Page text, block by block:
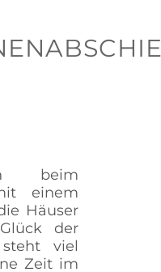
beim
einem
Häuser
der
viel
Zeit im